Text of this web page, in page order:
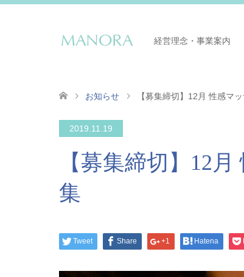
経営理念・事業案内
お知らせ 【募集締切】12月 性感マ
2019.11.19
【募集締切】12
集
Tweet Share +1 Hatena